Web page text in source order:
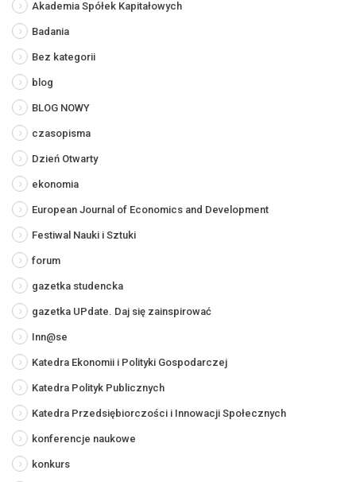
Akademia Spółek Kapitałowych
Badania
Bez kategorii
blog
BLOG NOWY
czasopisma
Dzień Otwarty
ekonomia
European Journal of Economics and Development
Festiwal Nauki i Sztuki
forum
gazetka studencka
gazetka UPdate. Daj się zainspirować
Inn@se
Katedra Ekonomii i Polityki Gospodarczej
Katedra Polityk Publicznych
Katedra Przedsiębiorczości i Innowacji Społecznych
konferencje naukowe
konkurs